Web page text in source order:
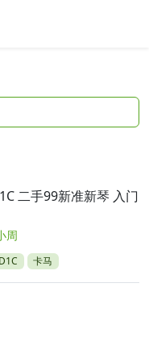
二手99新准新琴 入门
周
卡马